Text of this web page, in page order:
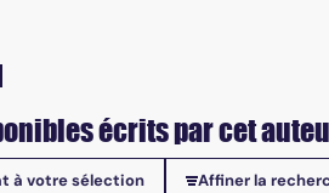
écrits par cet
à votre sélection Affiner la